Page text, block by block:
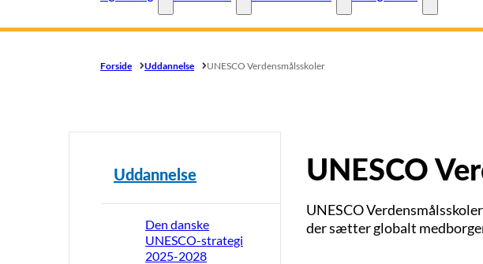
Forside Uddannelse UNESCO Verdensmålsskoler
Uddannelse
Den danske
UNESCO-strategi
2025-2028
UNESCO
UNESCO
der sætter globalt